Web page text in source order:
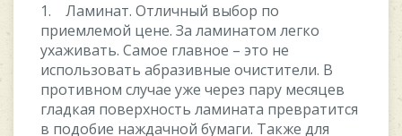
1. Ламинат. Отличный выбор по
приемлемой цене. За ламинатом легко
ухаживать. Самое главное – это не
использовать абразивные очистители. В
противном случае уже через пару месяцев
гладкая поверхность ламината превратится
в подобие наждачной бумаги. Также для